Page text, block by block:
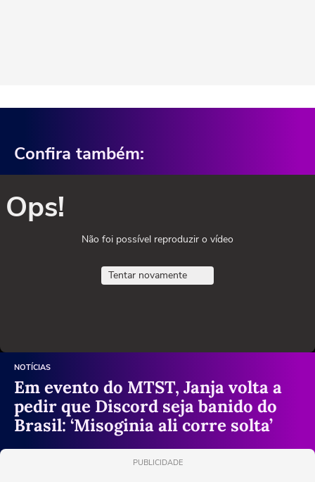
Confira também:
Ops!
Não foi possível reproduzir o vídeo
Tentar novamente
NOTÍCIAS
Em evento do MTST, Janja volta a
pedir que Discord seja banido do
Brasil: ‘Misoginia ali corre solta’
PUBLICIDADE